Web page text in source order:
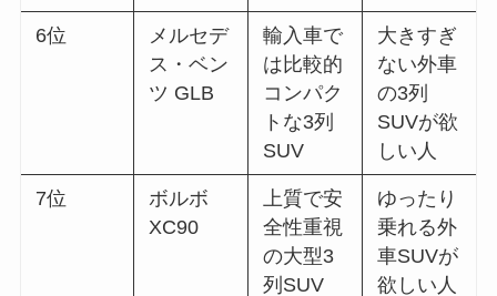
6位
メルセデ
ス・ベン
ツ GLB
輸入車で
は比較的
コンパク
トな3列
SUV
大きすぎ
ない外車
の3列
SUVが欲
しい人
7位
ボルボ
XC90
上質で安
全性重視
の大型3
列SUV
ゆったり
乗れる外
車SUVが
欲しい人